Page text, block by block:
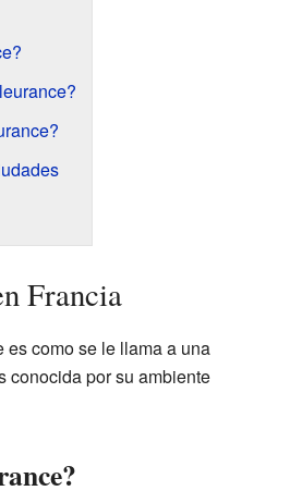
Francia
es como se le llama a una
conocida por su ambiente